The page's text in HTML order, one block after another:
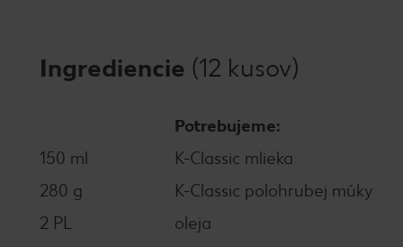
Ingrediencie (12 kusov)
Potrebujeme:
150 ml
K-Classic mlieka
280 g
K-Classic polohrubej múky
2 PL
oleja